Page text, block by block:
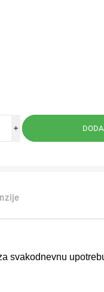
i
svakodnevnu